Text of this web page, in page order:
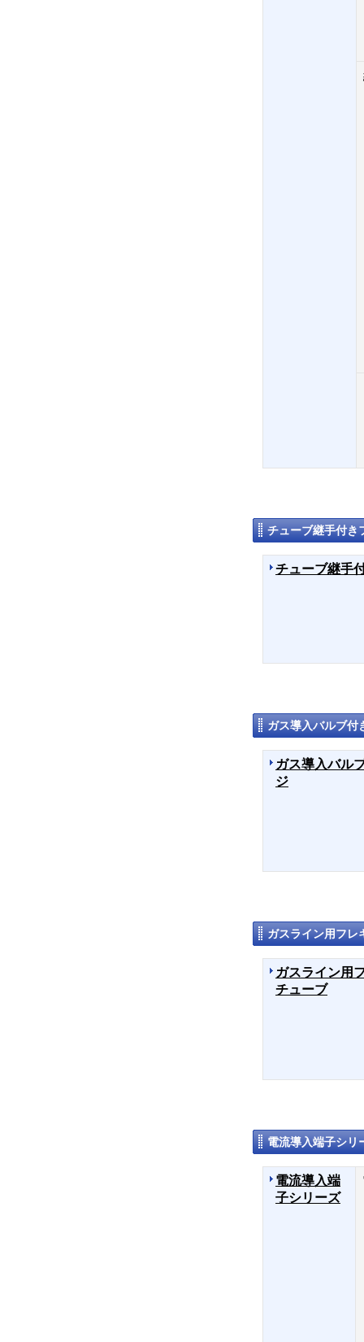
チューブ継手付き
チューブ継手
ガス導入バルブ付
ガス導入バル
ジ
ガスライン用フレ
ガスライン用
チューブ
電流導入端子シリ
電流導入端
子シリーズ